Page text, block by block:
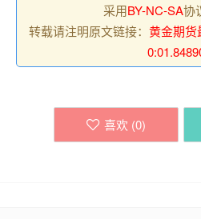
采用BY-NC-SA协
转载请注明原文链接： 黄金期货
喜欢 (0)